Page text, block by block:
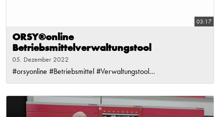
03:17
ORSY®online
Betriebsmittelverwaltungstool
05. Dezember 2022
#orsyonline #Betriebsmittel #Verwaltungstool...